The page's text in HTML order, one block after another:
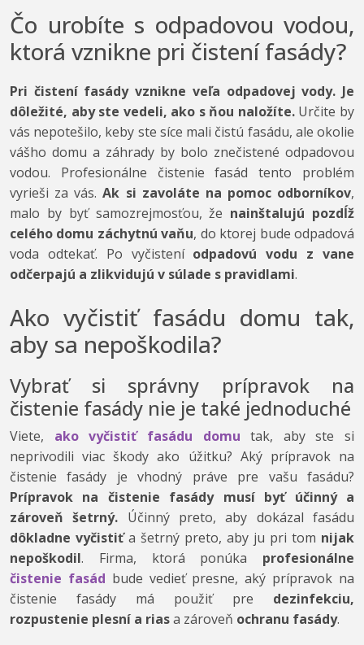
Čo urobíte s odpadovou vodou,
ktorá vznikne pri čistení fasády?
Pri čistení fasády vznikne veľa odpadovej vody. Je
dôležité, aby ste vedeli, ako s ňou naložíte.Určite by
vás nepotešilo, keby ste síce mali čistú fasádu, ale okolie
vášho domu a záhrady by bolo znečistené odpadovou
vodou. Profesionálne čistenie fasád tento problém
vyrieši za vás.Ak si zavoláte na pomoc odborníkov,
malo by byť samozrejmosťou, že nainštalujú pozdĺž
celého domu záchytnú vaňu, do ktorej bude odpadová
voda odtekať. Po vyčistení odpadovú vodu z vane
odčerpajú a zlikvidujú v súlade s pravidlami.
Ako vyčistiť fasádu domu tak,
aby sa nepoškodila?
Vybrať si správny prípravok na
čistenie fasády nie je také jednoduché
Viete, ako vyčistiť fasádu domu tak, aby ste si
neprivodili viac škody ako úžitku? Aký prípravok na
čistenie fasády je vhodný práve pre vašu fasádu?
Prípravok na čistenie fasády musí byť účinný a
zároveň šetrný. Účinný preto, aby dokázal fasádu
dôkladne vyčistiťa šetrný preto, aby ju pri tom nijak
nepoškodil. Firma, ktorá ponúka profesionálne
čistenie fasád bude vedieť presne, aký prípravok na
čistenie fasády má použiť pre dezinfekciu,
rozpustenie plesní a riasa zároveň ochranu fasády.